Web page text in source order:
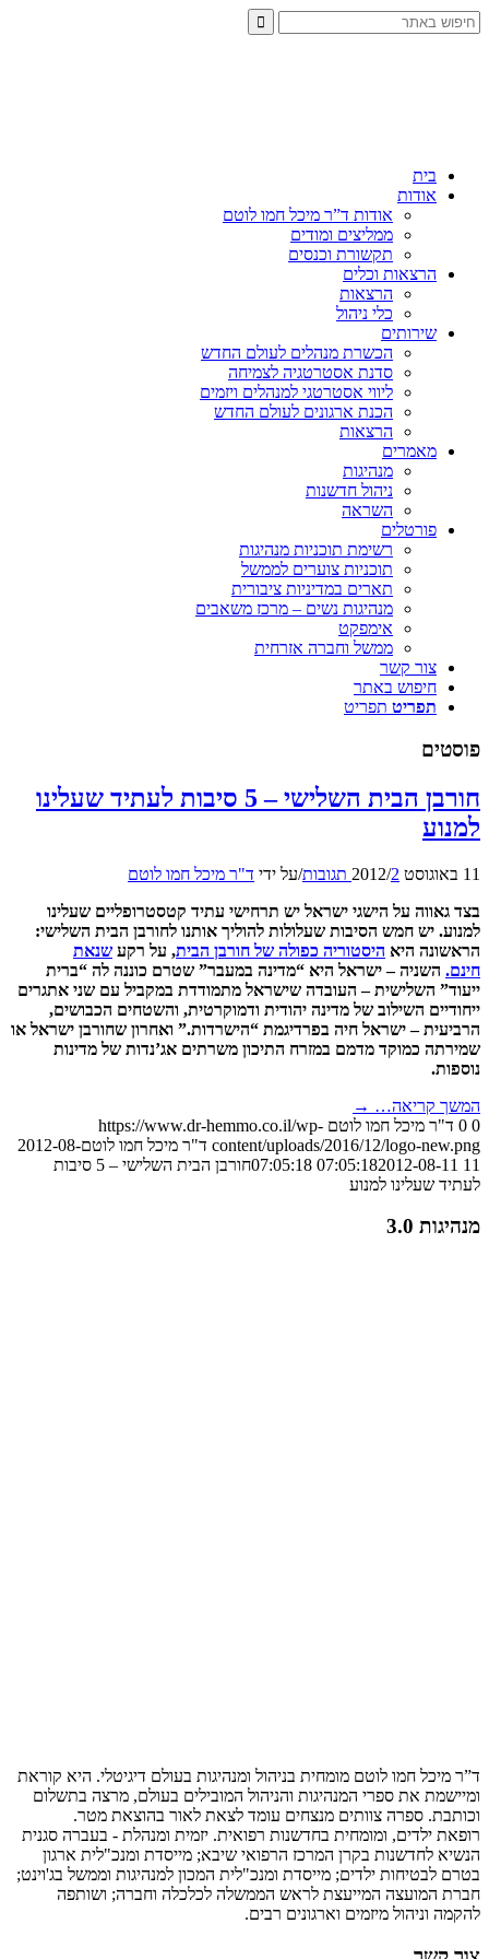
בית
אודות
אודות ד”ר מיכל חמו לוטם
ממליצים ומודים
תקשורת וכנסים
הרצאות וכלים
הרצאות
כלי ניהול
שירותים
הכשרת מנהלים לעולם החדש
סדנת אסטרטגיה לצמיחה
ליווי אסטרטגי למנהלים ויזמים
הכנת ארגונים לעולם החדש
הרצאות
מאמרים
מנהיגות
ניהול חדשנות
השראה
פורטלים
רשימת תוכניות מנהיגות
תוכניות צוערים לממשל
תארים במדיניות ציבורית
מנהיגות נשים – מרכז משאבים
אימפקט
ממשל וחברה אזרחית
צור קשר
חיפוש באתר
תפריט תפריט
פוסטים
חורבן הבית השלישי – 5 סיבות לעתיד שעלינו
למנוע
11 באוגוסט 2012 /2 תגובות /על ידי ד"ר מיכל חמו לוטם
בצד גאווה על הישגי ישראל יש תרחישי עתיד קטסטרופליים שעלינו
למנוע. יש חמש הסיבות שעלולות להוליך אותנו לחורבן הבית השלישי:
הראשונה היא היסטוריה כפולה של חורבן הבית, על רקע שנאת
חינם. השניה – ישראל היא “מדינה במעבר” שטרם כוננה לה “ברית
ייעוד” השלישית – העובדה שישראל מתמודדת במקביל עם שני אתגרים
ייחודיים השילוב של מדינה יהודית ודמוקרטית, והשטחים הכבושים,
הרביעית – ישראל חיה בפרדיגמת “הישרדות.” ואחרון שחורבן ישראל או
שמירתה כמוקד מדמם במזרח התיכון משרתים אג’נדות של מדינות
נוספות.
המשך קריאה… →
0
0 ד"ר מיכל חמו לוטם https://www.dr-hemmo.co.il/wp-
content/uploads/2016/12/logo-new.png ד"ר מיכל חמו לוטם2012-08-
11 07:05:18
2012-08-11 07:05:18
חורבן הבית השלישי – 5 סיבות
לעתיד שעלינו למנוע
מנהיגות 3.0
ד”ר מיכל חמו לוטם מומחית בניהול ומנהיגות בעולם דיגיטלי. היא קוראת
ומיישמת את ספרי המנהיגות והניהול המובילים בעולם, מרצה בתשלום
וכותבת. ספרה צוותים מנצחים עומד לצאת לאור בהוצאת מטר.
רופאת ילדים, ומומחית בחדשנות רפואית. יזמית ומנהלת - בעברה סגנית
הנשיא לחדשנות בקרן המרכז הרפואי שיבא; מייסדת ומנכ"לית ארגון
בטרם לבטיחות ילדים; מייסדת ומנכ"לית המכון למנהיגות וממשל בג'וינט;
חברת המועצה המייעצת לראש הממשלה לכלכלה וחברה; ושותפה
להקמה וניהול מיזמים וארגונים רבים.